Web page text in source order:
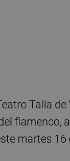
Talía
flamenco,
martes